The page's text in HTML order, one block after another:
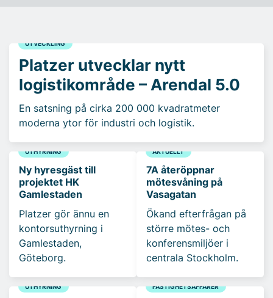
UTVECKLING
Platzer utvecklar nytt
logistikområde – Arendal 5.0
En satsning på cirka 200 000 kvadratmeter
moderna ytor för industri och logistik.
UTHYRNING
Ny hyresgäst till
projektet HK
Gamlestaden
Platzer gör ännu en
kontorsuthyrning i
Gamlestaden,
Göteborg.
AKTUELLT
7A återöppnar
mötesvåning på
Vasagatan
Ökand efterfrågan på
större mötes- och
konferensmiljöer i
centrala Stockholm.
UTHYRNING FASTIGHETSAFFÄRER